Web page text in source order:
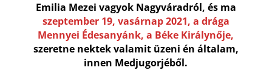
Emilia Mezei vagyok Nagyváradról, és ma
szeptember 19, vasárnap 2021, a drága
Mennyei Édesanyánk, a Béke Királynője,
szeretne nektek valamit üzeni én általam,
innen Medjugorjéből.